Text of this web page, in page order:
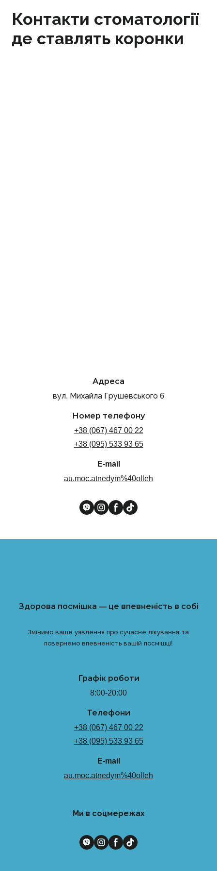
Контакти стоматології
де ставлять коронки
Адреса
вул. Михайла Грушевського 6
Номер телефону
+38 (067) 467 00 22
+38 (095) 533 93 65
E-mail
au.moc.atnedym%40olleh
Здорова посмішка — це впевненість в собі
Змінимо ваше уявлення про сучасне лікування та
повернемо впевненість вашій посмішці!
Графік роботи
8:00-20:00
Телефони
+38 (067) 467 00 22
+38 (095) 533 93 65
E-mail
au.moc.atnedym%40olleh
Ми в соцмережах